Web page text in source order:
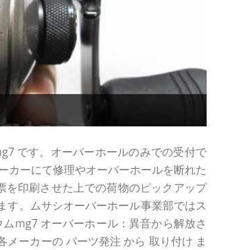
です。オーバーホールのみでの受付で
カーにて修理やオーバーホールを断れた
印刷させた上での荷物のピックアップ
。ムサシオーバーホール事業部ではス
mg7 オーバーホール：異音から解放さ
ーカーの パーツ発注 から 取り付け ま